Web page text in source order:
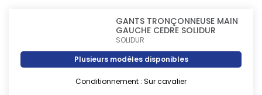
GANTS TRONÇONNEUSE MAIN
GAUCHE CEDRE SOLIDUR
SOLIDUR
Plusieurs modèles disponibles
Conditionnement : Sur cavalier